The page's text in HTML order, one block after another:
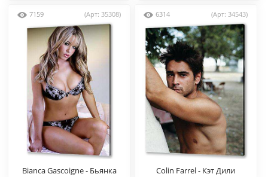
7159 (Арт: 35308)
Bianca Gascoigne - Бьянка
6314 (Арт: 34543)
Colin Farrel - Кэт Дили